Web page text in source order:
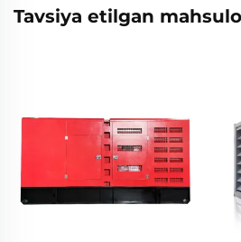
Tavsiya etilgan